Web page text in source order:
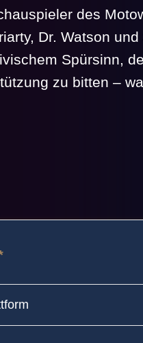
des
Dr. Watson
Spürsinn,
zu bitten –